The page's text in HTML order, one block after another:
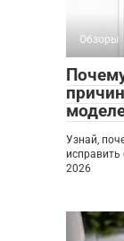
Обзоры
Узнай,
2026